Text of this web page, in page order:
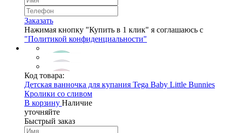
Заказать
Нажимая кнопку "Купить в 1 клик" я соглашаюсь с
"Политикой конфиденциальности"
Код товара:
Детская ванночка для купания Tega Baby Little Bunnies
Кролики со сливом
В корзину Наличие
уточняйте
Быстрый заказ